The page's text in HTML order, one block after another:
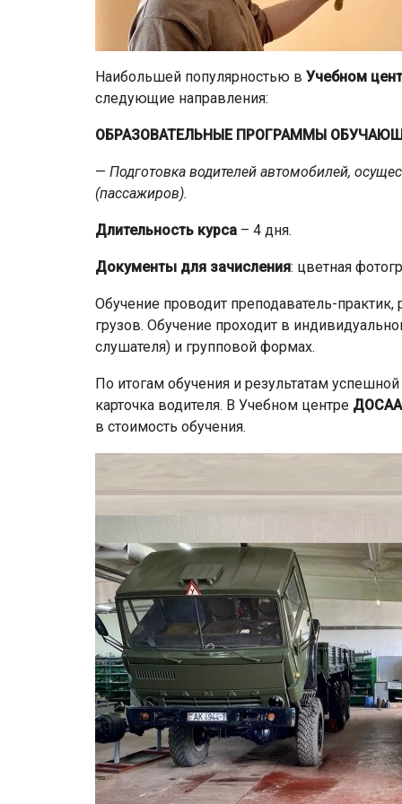
Наибольшей популярностью в Учебном
следующие направления:
ОБРАЗОВАТЕЛЬНЫЕ ПРОГРАММЫ
— Подготовка водителей автомобилей,
(пассажиров).
Длительность курса – 4 дня.
Документы для зачисления: цветная
Обучение проводит преподаватель-
грузов. Обучение проходит в
слушателя) и групповой формах.
По итогам обучения и результатам
карточка водителя. В Учебном центре
в стоимость обучения.